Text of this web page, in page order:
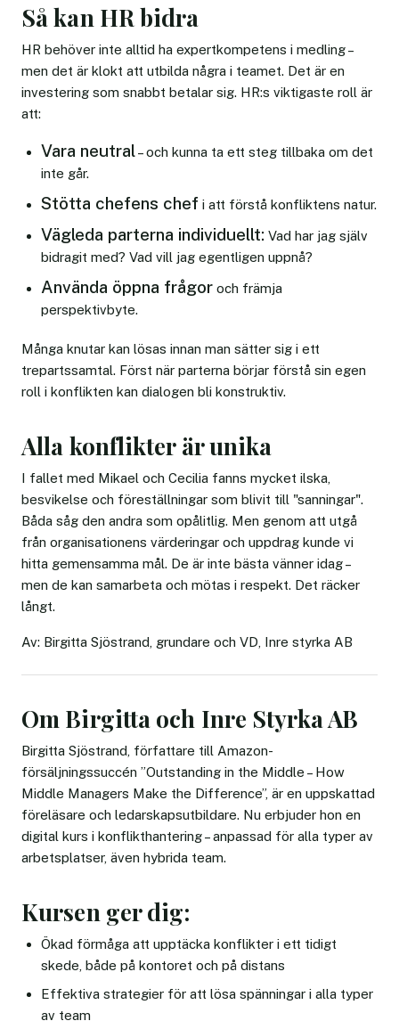
Så kan HR bidra
HR behöver inte alltid ha expertkompetens i medling –
men det är klokt att utbilda några i teamet. Det är en
investering som snabbt betalar sig. HR:s viktigaste roll är
att:
Vara neutral– och kunna ta ett steg tillbaka om det
inte går.
Stötta chefens chef i att förstå konfliktens natur.
Vägleda parterna individuellt: Vad har jag själv
bidragit med? Vad vill jag egentligen uppnå?
Använda öppna frågor och främja
perspektivbyte.
Många knutar kan lösas innan man sätter sig i ett
trepartssamtal. Först när parterna börjar förstå sin egen
roll i konflikten kan dialogen bli konstruktiv.
Alla konflikter är unika
I fallet med Mikael och Cecilia fanns mycket ilska,
besvikelse och föreställningar som blivit till "sanningar".
Båda såg den andra som opålitlig. Men genom att utgå
från organisationens värderingar och uppdrag kunde vi
hitta gemensamma mål. De är inte bästa vänner idag –
men de kan samarbeta och mötas i respekt. Det räcker
långt.
Av: Birgitta Sjöstrand, grundare och VD, Inre styrka AB
Om Birgitta och Inre Styrka AB
Birgitta Sjöstrand, författare till Amazon-
försäljningssuccén ”Outstanding in the Middle – How
Middle Managers Make the Difference”, är en uppskattad
föreläsare och ledarskapsutbildare. Nu erbjuder hon en
digital kurs i konflikthantering – anpassad för alla typer av
arbetsplatser, även hybrida team.
Kursen ger dig:
Ökad förmåga att upptäcka konflikter i ett tidigt
skede, både på kontoret och på distans
Effektiva strategier för att lösa spänningar i alla typer
av team